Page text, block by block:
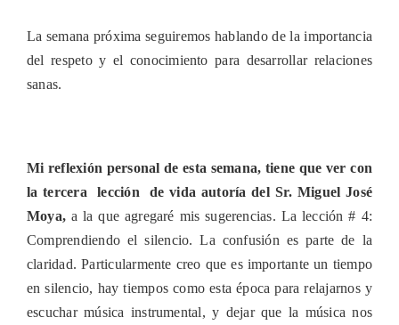
La semana próxima seguiremos hablando de la importancia
del respeto y el conocimiento para desarrollar relaciones
sanas.
Mi reflexión personal de esta semana, tiene que ver con
la tercera lección de vida autoría del Sr. Miguel José
Moya, a la que agregaré mis sugerencias. La lección # 4:
Comprendiendo el silencio. La confusión es parte de la
claridad. Particularmente creo que es importante un tiempo
en silencio, hay tiempos como esta época para relajarnos y
escuchar música instrumental, y dejar que la música nos